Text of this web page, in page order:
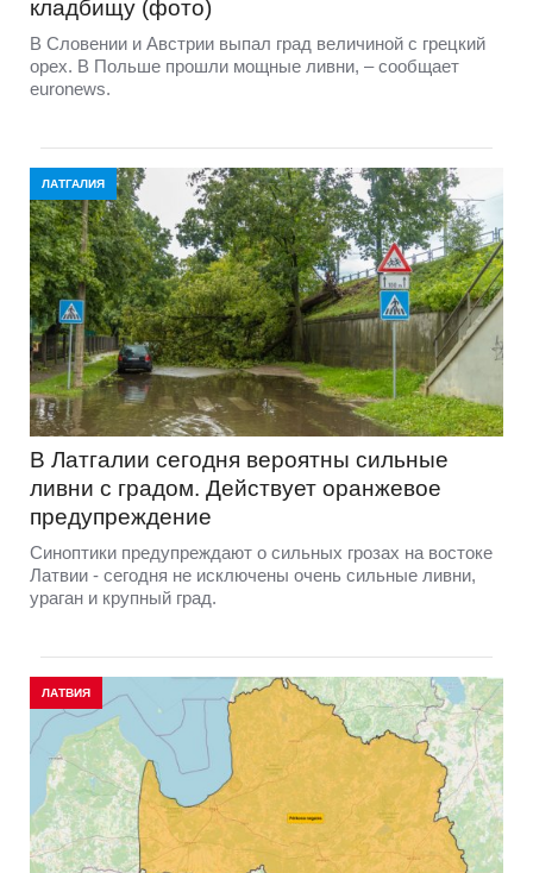
кладбищу (фото)
В Словении и Австрии выпал град величиной с грецкий
орех. В Польше прошли мощные ливни, – сообщает
euronews.
ЛАТГАЛИЯ
В Латгалии сегодня вероятны сильные
ливни с градом. Действует оранжевое
предупреждение
Синоптики предупреждают о сильных грозах на востоке
Латвии - сегодня не исключены очень сильные ливни,
ураган и крупный град.
ЛАТВИЯ